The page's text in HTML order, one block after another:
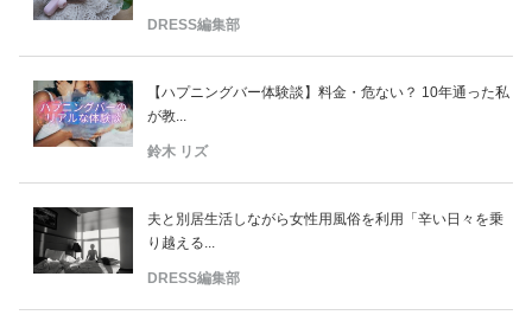
DRESS編集部
【ハプニングバー体験談】料金・危ない？ 10年通った私
が教...
鈴木 リズ
夫と別居生活しながら女性用風俗を利用「辛い日々を乗
り越える...
DRESS編集部